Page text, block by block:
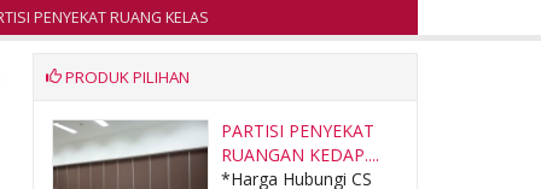
PENYEKAT RUANG KELAS
PRODUK PILIHAN
PARTISI PENYEKAT
RUANGAN KEDAP....
*Harga Hubungi CS